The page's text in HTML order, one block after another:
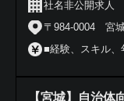
社名非公開求人
〒984-0004 宮
■経験、スキル、
【宮城】自治体